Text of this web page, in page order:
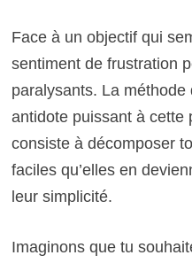
Face à un objectif qui
sentiment de frustration
paralysants. La méthode
antidote puissant à cette
consiste à décomposer
faciles qu’elles en
leur simplicité.
Imaginons que tu